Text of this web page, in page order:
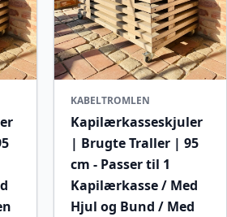
KABELTROMLEN
Kapilærkasseskjuler
| Brugte Traller | 95
cm - Passer til 1
Kapilærkasse / Med
Hjul og Bund / Med